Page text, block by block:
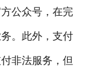
公众号，在完
。此外，支付
非法服务，但